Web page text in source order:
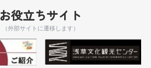
お役立ちサイト
（外部サイトに遷移します）